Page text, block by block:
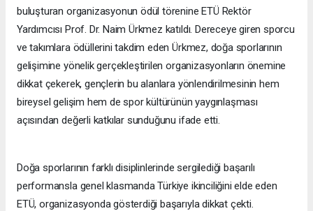
buluşturan organizasyonun ödül törenine ETÜ Rektör
Yardımcısı Prof. Dr. Naim Ürkmez katıldı. Dereceye giren sporcu
ve takımlara ödüllerini takdim eden Ürkmez, doğa sporlarının
gelişimine yönelik gerçekleştirilen organizasyonların önemine
dikkat çekerek, gençlerin bu alanlara yönlendirilmesinin hem
bireysel gelişim hem de spor kültürünün yaygınlaşması
açısından değerli katkılar sunduğunu ifade etti.
Doğa sporlarının farklı disiplinlerinde sergilediği başarılı
performansla genel klasmanda Türkiye ikinciliğini elde eden
ETÜ, organizasyonda gösterdiği başarıyla dikkat çekti.